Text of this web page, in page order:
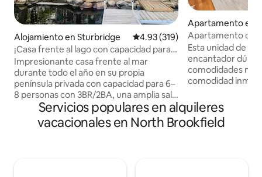
Alojamiento en Sturbridge Calificación promedio: 4.93 de
4.93 (319)
¡Casa frente al lago con capacidad para
6-8 personas en una península privada!
Impresionante casa frente al mar
durante todo el año en su propia
península privada con capacidad para 6–
8 personas con 3BR/2BA, una amplia sala
de estar con controles deslizantes a una
terraza envolvente y un porche
climatizado que ofrece vistas
Apartamento en
Apartamento
Esta unidad de
encantador
comodidades
comodidad
Estatal de
comestibles, y a
restaurantes y
Servicios populares en alquileres
vacacionales en North Brookfield